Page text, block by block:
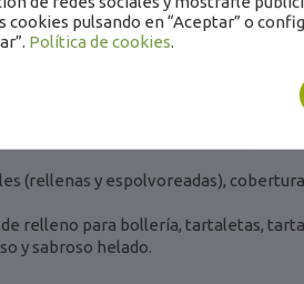
(rellenas y espolvoreadas),
relleno para bollería, tartaletas,
y sabroso helado.
pulsando en “Aceptar” o
Política de cookies.